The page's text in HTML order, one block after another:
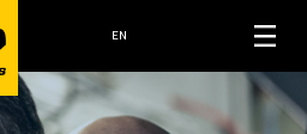
EN